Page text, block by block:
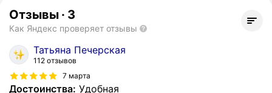
Отзывы · 3
Как Яндекс проверяет отзывы
Татьяна Печерская
112 отзывов
7 марта
Достоинства: Удобная